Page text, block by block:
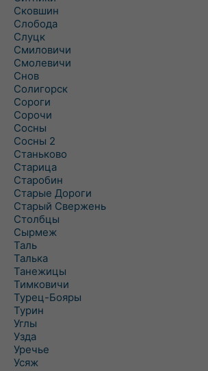
Сковшин
Слобода
Слуцк
Смиловичи
Смолевичи
Снов
Солигорск
Сороги
Сорочи
Сосны
Сосны 2
Станьково
Старица
Старобин
Старые Дороги
Старый Свержень
Столбцы
Сырмеж
Таль
Талька
Танежицы
Тимковичи
Турец-Бояры
Турин
Углы
Узда
Уречье
Усяж